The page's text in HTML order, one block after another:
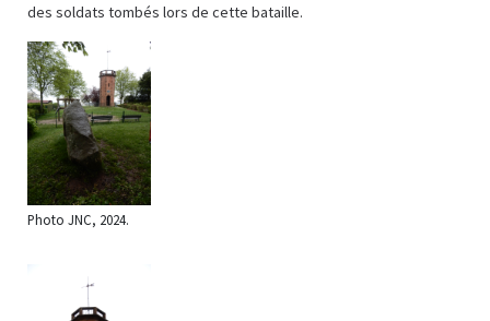
des soldats tombés lors de cette bataille.
Photo JNC, 2024.